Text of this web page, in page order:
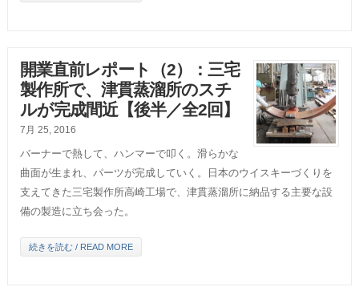
開業直前レポート（2）：三宅
製作所で、津貫蒸溜所のスチ
ルが完成間近【後半／全2回】
7月 25, 2016
バーナーで熱して、ハンマーで叩く。滑らかな
曲面が生まれ、パーツが完成していく。日本のウイスキーづくりを
支えてきた三宅製作所高崎工場で、津貫蒸溜所に納品する主要な設
備の製造に立ち会った。
続きを読む / READ MORE